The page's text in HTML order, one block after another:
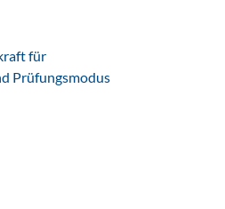
für
Prüfungsmodus